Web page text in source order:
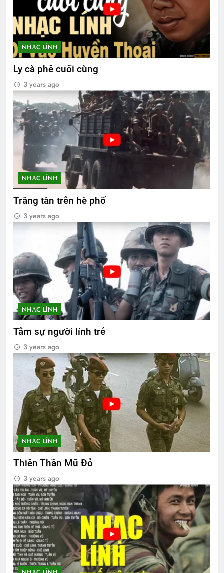
NHẠC LÍNH
Ly cà phê cuối cùng
3 years ago
NHẠC LÍNH
Trăng tàn trên hè phố
3 years ago
NHẠC LÍNH
Tâm sự người lính trẻ
3 years ago
NHẠC LÍNH
Thiên Thần Mũ Đỏ
3 years ago